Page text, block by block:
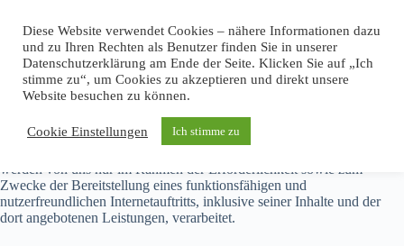
Inhalt
springen
werden von uns nur im Rahmen der Erforderlichkeit sowie zum
Zwecke der Bereitstellung eines funktionsfähigen und
nutzerfreundlichen Internetauftritts, inklusive seiner Inhalte und der
dort angebotenen Leistungen, verarbeitet.
Diese Website verwendet Cookies – nähere Informationen dazu
und zu Ihren Rechten als Benutzer finden Sie in unserer
Datenschutzerklärung am Ende der Seite. Klicken Sie auf „Ich
stimme zu“, um Cookies zu akzeptieren und direkt unsere
Website besuchen zu können.
Cookie Einstellungen Ich stimme zu